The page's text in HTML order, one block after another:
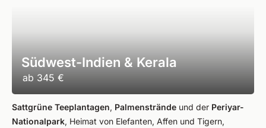
Südwest-Indien & Kerala
ab 345 €
Sattgrüne Teeplantagen, Palmenstrände und der Periyar-
Nationalpark, Heimat von Elefanten, Affen und Tigern,